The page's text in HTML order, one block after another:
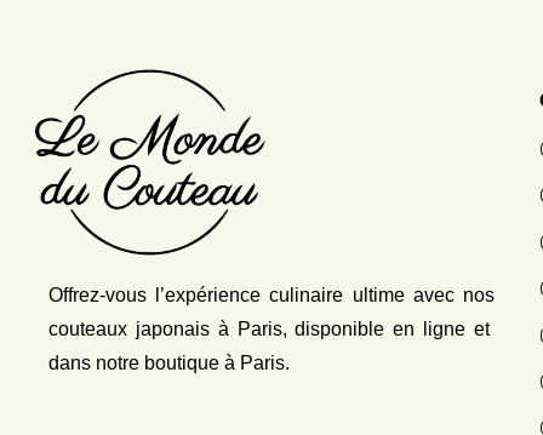
Offrez-vous l’expérience culinaire ultime avec nos
couteaux japonais à Paris, disponible en ligne et
dans notre boutique à Paris.